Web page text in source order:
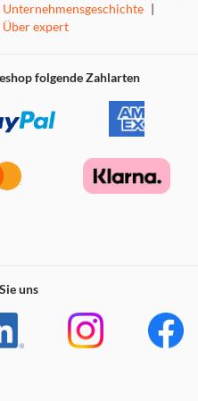
Unternehmensgeschichte |
Über expert
folgende Zahlarten
uns